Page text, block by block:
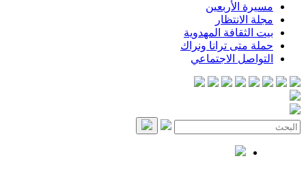
مسيرة الأربعين
مجلة الانتظار
بيت الثقافة المهدوية
حملة متى ترانا ونراك
التواصل الاجتماعي